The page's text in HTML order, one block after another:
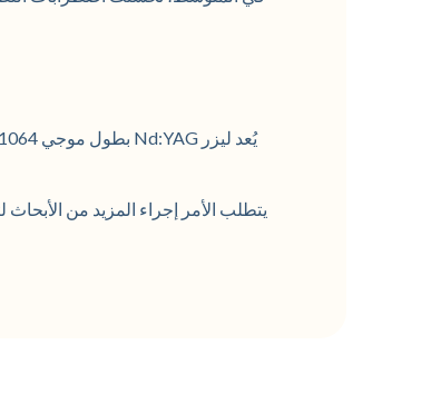
يتطلب الأمر إجراء المزيد من